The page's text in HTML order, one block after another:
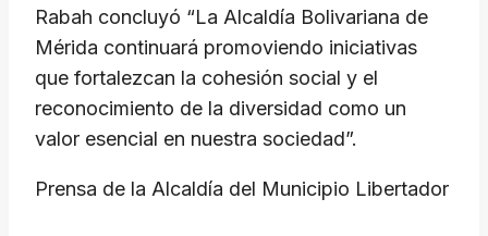
Rabah concluyó “La Alcaldía Bolivariana de
Mérida continuará promoviendo iniciativas
que fortalezcan la cohesión social y el
reconocimiento de la diversidad como un
valor esencial en nuestra sociedad”.
Prensa de la Alcaldía del Municipio Libertador